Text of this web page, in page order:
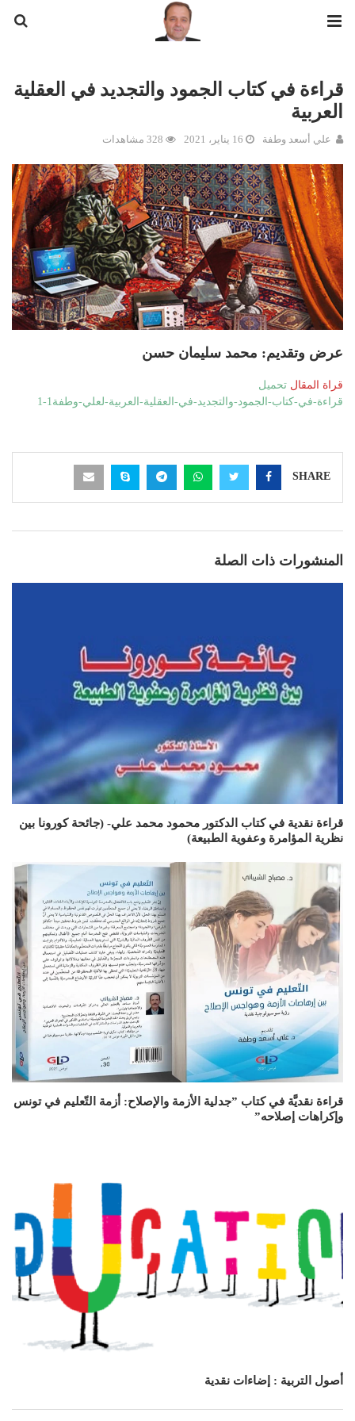
قراءة في كتاب الجمود والتجديد في العقلية
العربية
علي أسعد وطفة 16 يناير، 2021 328 مشاهدات
عرض وتقديم: محمد سليمان حسن
قراة المقال تحميل
قراءة-في-كتاب-الجمود-والتجديد-في-العقلية-العربية-لعلي-وطفة1-1
SHARE
المنشورات ذات الصلة
قراءة نقدية في كتاب الدكتور محمود محمد علي- (جائحة كورونا بين
نظرية المؤامرة وعفوية الطبيعة)
قراءة نقديَّة في كتاب ”جدلية الأزمة والإصلاح: أزمة التّعليم في تونس
وإكراهات إصلاحه”
أصول التربية : إضاءات نقدية